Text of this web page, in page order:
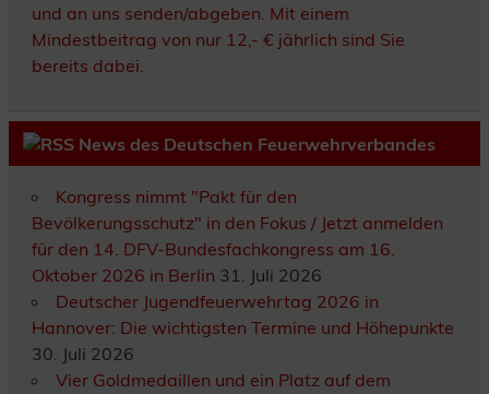
und an uns senden/abgeben. Mit einem
Mindestbeitrag von nur 12,- € jährlich sind Sie
bereits dabei.
News des Deutschen Feuerwehrverbandes
Kongress nimmt "Pakt für den
Bevölkerungsschutz" in den Fokus / Jetzt anmelden
für den 14. DFV-Bundesfachkongress am 16.
Oktober 2026 in Berlin 31. Juli 2026
Deutscher Jugendfeuerwehrtag 2026 in
Hannover: Die wichtigsten Termine und Höhepunkte
30. Juli 2026
Vier Goldmedaillen und ein Platz auf dem